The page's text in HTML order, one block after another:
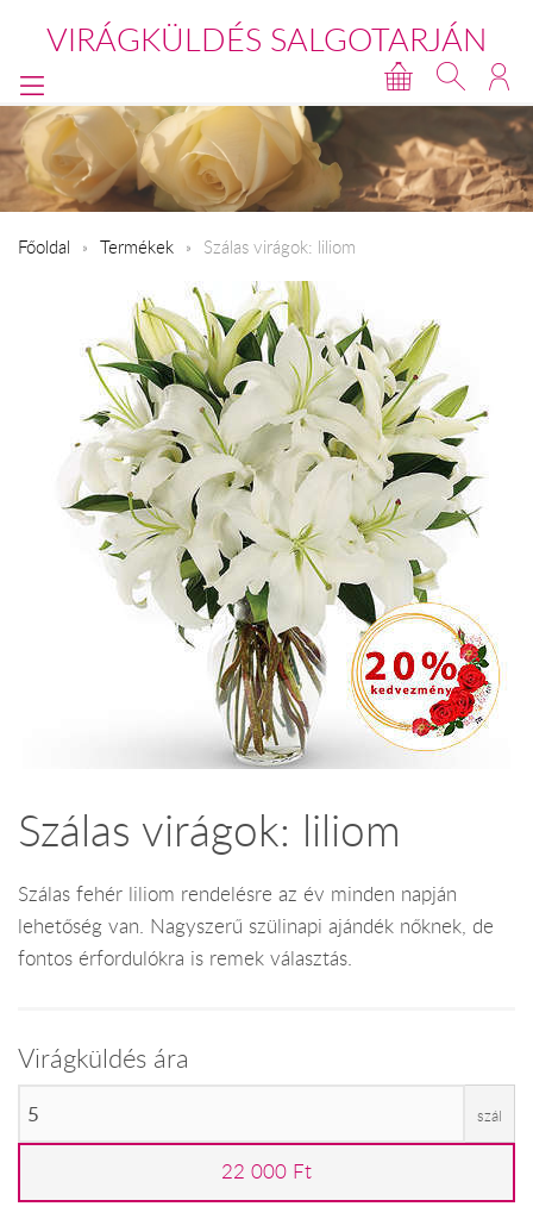
VIRÁGKÜLDÉS SALGOTARJÁN
Főoldal Termékek Szálas virágok: liliom
Szálas virágok: liliom
Szálas fehér liliom rendelésre az év minden napján
lehetőség van. Nagyszerű szülinapi ajándék nőknek, de
fontos érfordulókra is remek választás.
Virágküldés ára
szál
22 000 Ft